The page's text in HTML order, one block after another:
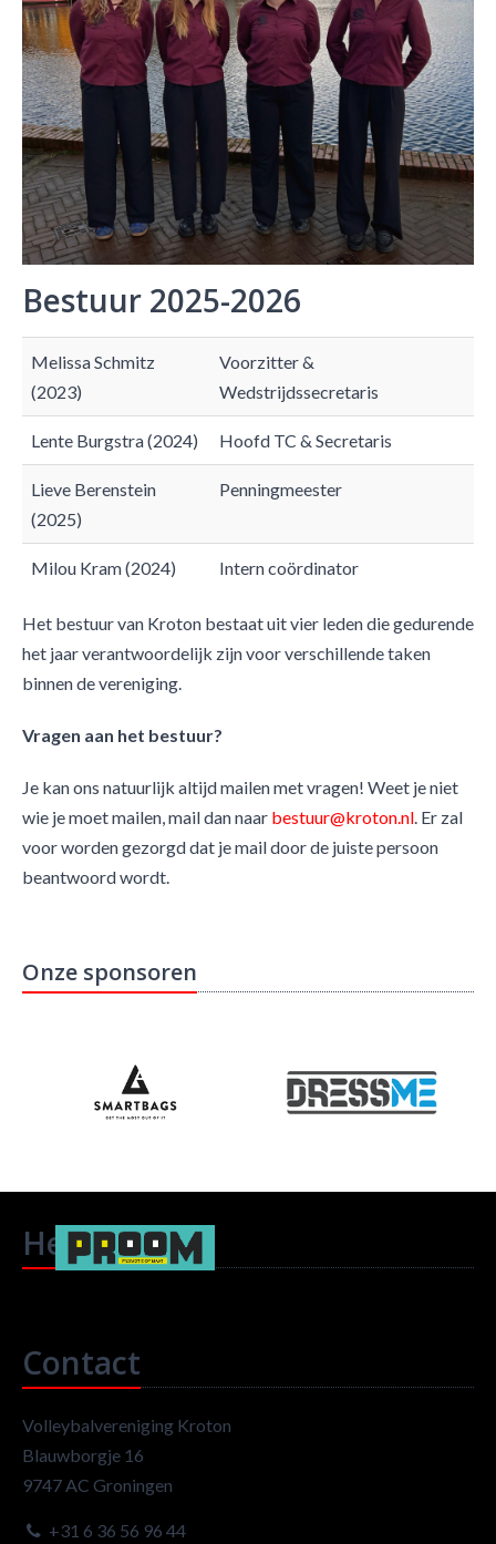
Bestuur 2025-2026
Melissa Schmitz
(2023)
Voorzitter &
Wedstrijdssecretaris
Lente Burgstra (2024) Hoofd TC & Secretaris
Lieve Berenstein
(2025)
Penningmeester
Milou Kram (2024) Intern coördinator
​Het bestuur van Kroton bestaat uit vier leden die gedurende
het jaar verantwoordelijk zijn voor verschillende taken
binnen de vereniging.
Vragen aan het bestuur?
Je kan ons natuurlijk altijd mailen met vragen! Weet je niet
wie je moet mailen, mail dan naar bestuur@kroton.nl. Er zal
voor worden gezorgd dat je mail door de juiste persoon
beantwoord wordt.
Onze sponsoren
Headlines
Contact
Volleybalvereniging Kroton
Blauwborgje 16
9747 AC Groningen
+31 6 36 56 96 44